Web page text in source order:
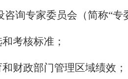
询专家委员会（简称“专
考核标准；
财政部门管理区域绩效；